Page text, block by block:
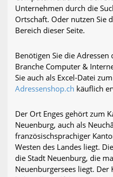
Unternehmen durch die
Ortschaft. Oder nutzen Sie
Bereich dieser Seite.
Benötigen Sie die Adressen
Branche Computer &
Sie auch als Excel-Datei
Adressenshop.ch käuflich
Der Ort Enges gehört zum
Neuenburg, auch als
französischsprachiger
Westen des Landes liegt.
die Stadt Neuenburg, die
Neuenburgersees liegt.